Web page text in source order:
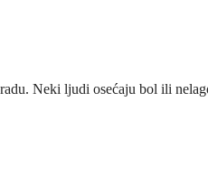
Neki ljudi osećaju bol ili